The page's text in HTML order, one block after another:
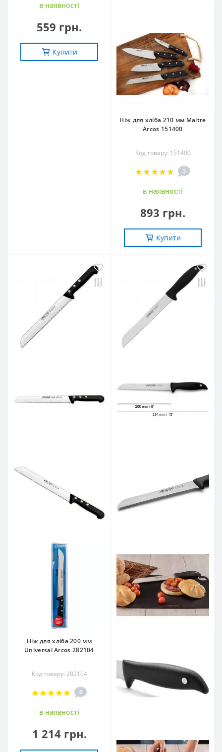
в наявностi
559 грн.
Купити
Ніж для хліба 210 мм Maitre
Arcos 151400
Код товару: 151400
3
в наявностi
893 грн.
Купити
Ніж для хліба 200 мм
Universal Arcos 282104
Код товару: 282104
6
в наявностi
1 214 грн.